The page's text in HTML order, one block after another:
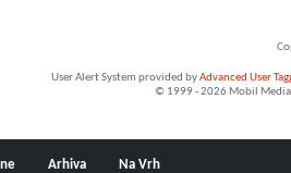
User Alert System provided byAdvanced User
© 1999 - 2026 Mobil Media
Arhiva Na Vrh